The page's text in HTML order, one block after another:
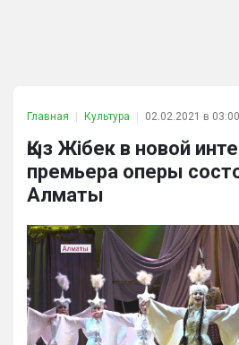
Главная Культура 02.02.2021 в 03:00
Қыз Жібек в новой
премьера оперы
Алматы